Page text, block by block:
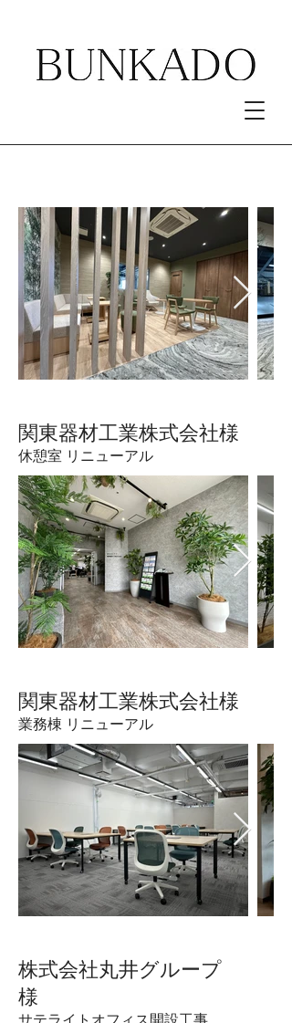
​関東器材工業株式会社様
休憩室 リニューアル
​関東器材工業株式会社様
業務棟 リニューアル
​株式会社丸井グループ
様